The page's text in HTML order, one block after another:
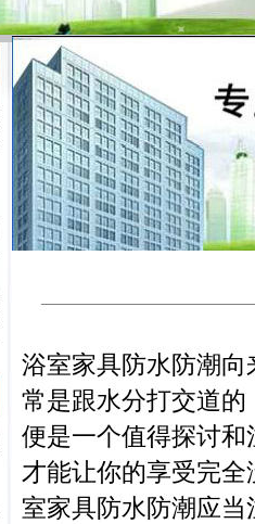
浴室家具防水防潮
常是跟水分打交道
便是一个值得探讨
才能让你的享受完
室家具防水防潮应